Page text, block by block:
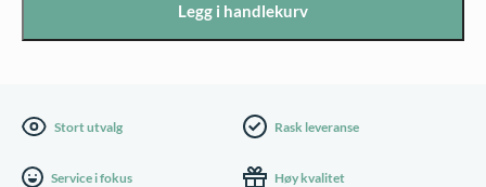
Legg i handlekurv
Stort utvalg Rask leveranse
Service i fokus Høy kvalitet